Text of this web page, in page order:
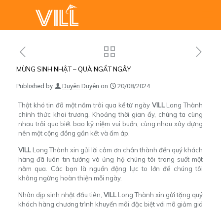
MỪNG SINH NHẬT – QUÀ NGẤT NGÂY
Published by Duyên Duyên on 20/08/2024
Thật khó tin đã một năm trôi qua kể từ ngày VILLLong Thành
chính thức khai trương. Khoảng thời gian ấy, chúng ta cùng
nhau trải qua biết bao kỷ niệm vui buồn, cùng nhau xây dựng
nên một cộng đồng gắn kết và ấm áp.
VILLLong Thành xin gửi lời cảm ơn chân thành đến quý khách
hàng đã luôn tin tưởng và ủng hộ chúng tôi trong suốt một
năm qua. Các bạn là nguồn động lực to lớn để chúng tôi
không ngừng hoàn thiện mỗi ngày.
Nhân dịp sinh nhật đầu tiên, VILL Long Thành xin gửi tặng quý
khách hàng chương trình khuyến mãi đặc biệt với mã giảm giá